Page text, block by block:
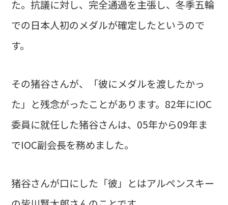
た。抗議に対し、完全通過を主張し、冬季五輪
での日本人初のメダルが確定したというので
す。
その猪谷さんが、「彼にメダルを渡したかっ
た」と残念がったことがあります。82年にIOC
委員に就任した猪谷さんは、05年から09年ま
でIOC副会長を務めました。
猪谷さんが口にした「彼」とはアルペンスキー